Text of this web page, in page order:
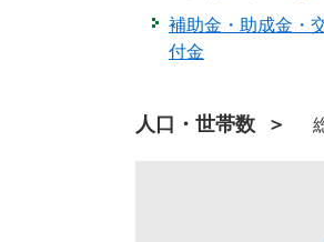
補助金・助成金・
付金
人口・ 世帯数